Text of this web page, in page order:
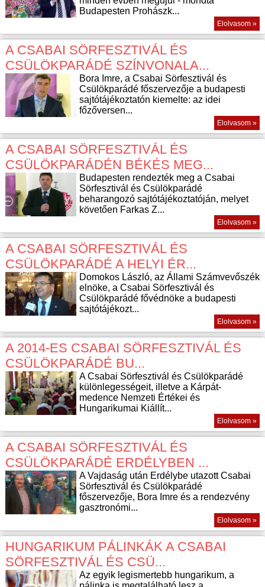
Budapesten Prohászk...
Elolvasom »
A CSABAI SÖRFESZTIVÁL ÉS
CSÜLÖKPARÁDÉ SZÍNVONALA...
Bora Imre, a Csabai Sörfesztivál és
Csülökparádé főszervezője a budapesti
sajtótájékoztatón kiemelte: az idei
főzőversen...
Elolvasom »
A CSABAI SÖRFESZTIVÁL ÉS
CSÜLÖKPARÁDÉN BÉKÉS MEG...
Budapesten rendezték meg a Csabai
Sörfesztivál és Csülökparádé
beharangozó sajtótájékoztatóján, melyet
követően Farkas Z...
Elolvasom »
A CSABAI SÖRFESZTIVÁL ÉS
CSÜLÖKPARÁDÉ A HELYI ÉR...
Domokos László, az Állami Számvevőszék
elnöke, a Csabai Sörfesztivál és
Csülökparádé fővédnöke a budapesti
sajtótájékozt...
Elolvasom »
A 2014-ES CSABAI SÖRFESZTIVÁL ÉS
CSÜLÖKPARÁDÉ BU...
A Csabai Sörfesztivál és Csülökparádé
különlegességeit, illetve a Kárpát-
medence Nemzeti Értékei és
Hungarikumai Kiállít...
Elolvasom »
A CSABAI SÖRFESZTIVÁL ÉS
CSÜLÖKPARÁDÉ ERDÉLYBEN ...
A Vajdaság után Erdélybe utazott Csabai
Sörfesztivál és Csülökparádé
főszervezője, Bora Imre és a rendezvény
gasztronómi...
Elolvasom »
HUNGARIKUM PÁLINKÁK A CSABAI
SÖRFESZTIVÁL ÉS CSÜ...
Az egyik legismertebb hungarikum, a